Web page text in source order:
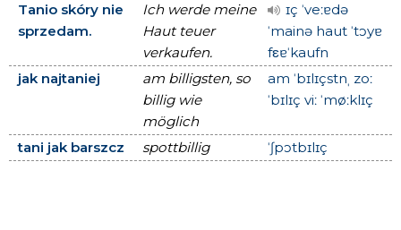
Tanio skóry nie
sprzedam.
Ich werde meine
Haut teuer
verkaufen.
ɪç ˈveːɐdə
ˈmainə haut ˈtɔyɐ
fεɐˈkaufn
jak najtaniej
am billigsten, so
billig wie
möglich
am ˈbɪlɪçstnˌ zoː
ˈbɪlɪç viː ˈmøːklɪç
tani jak barszcz spottbillig ˈʃpɔtbɪlɪç